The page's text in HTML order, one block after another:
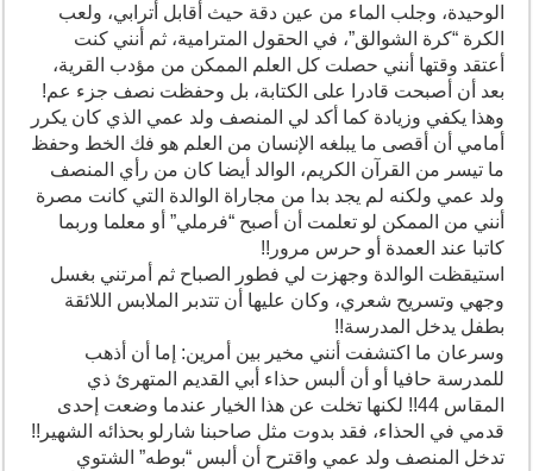
الوحيدة، وجلب الماء من عين دقة حيث أقابل أترابي، ولعب
الكرة “كرة الشوالق”، في الحقول المترامية، ثم أنني كنت
أعتقد وقتها أنني حصلت كل العلم الممكن من مؤدب القرية،
بعد أن أصبحت قادرا على الكتابة، بل وحفظت نصف جزء عم!
وهذا يكفي وزيادة كما أكد لي المنصف ولد عمي الذي كان يكرر
أمامي أن أقصى ما يبلغه الإنسان من العلم هو فك الخط وحفظ
ما تيسر من القرآن الكريم، الوالد أيضا كان من رأي المنصف
ولد عمي ولكنه لم يجد بدا من مجاراة الوالدة التي كانت مصرة
أنني من الممكن لو تعلمت أن أصبح “فرملي” أو معلما وربما
كاتبا عند العمدة أو حرس مرور!!
استيقظت الوالدة وجهزت لي فطور الصباح ثم أمرتني بغسل
وجهي وتسريح شعري، وكان عليها أن تتدبر الملابس اللائقة
بطفل يدخل المدرسة!!
وسرعان ما اكتشفت أنني مخير بين أمرين: إما أن أذهب
للمدرسة حافيا أو أن ألبس حذاء أبي القديم المتهرئ ذي
المقاس 44!! لكنها تخلت عن هذا الخيار عندما وضعت إحدى
قدمي في الحذاء، فقد بدوت مثل صاحبنا شارلو بحذائه الشهير!!
تدخل المنصف ولد عمي واقترح أن ألبس “بوطه” الشتوي